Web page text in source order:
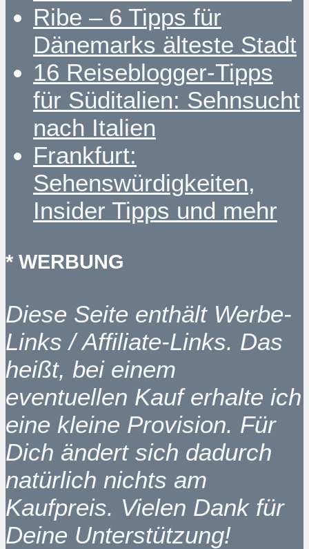
Ribe – 6 Tipps für
Dänemarks älteste Stadt
16 Reiseblogger-Tipps
für Süditalien: Sehnsucht
nach Italien
Frankfurt:
Sehenswürdigkeiten,
Insider Tipps und mehr
* WERBUNG
Diese Seite enthält Werbe-
Links / Affiliate-Links. Das
heißt, bei einem
eventuellen Kauf erhalte ich
eine kleine Provision. Für
Dich ändert sich dadurch
natürlich nichts am
Kaufpreis. Vielen Dank für
Deine Unterstützung!